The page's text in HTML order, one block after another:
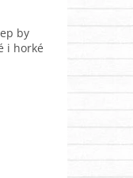
by
i horké